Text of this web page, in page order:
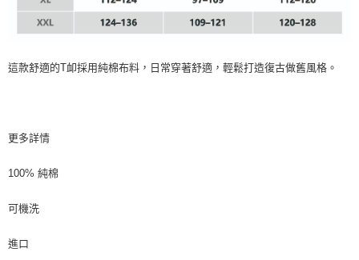
這款舒適的T卹採用純棉布料，日常穿著舒適，輕鬆打造復古做舊風格。
更多詳情
100% 純棉
可機洗
進口